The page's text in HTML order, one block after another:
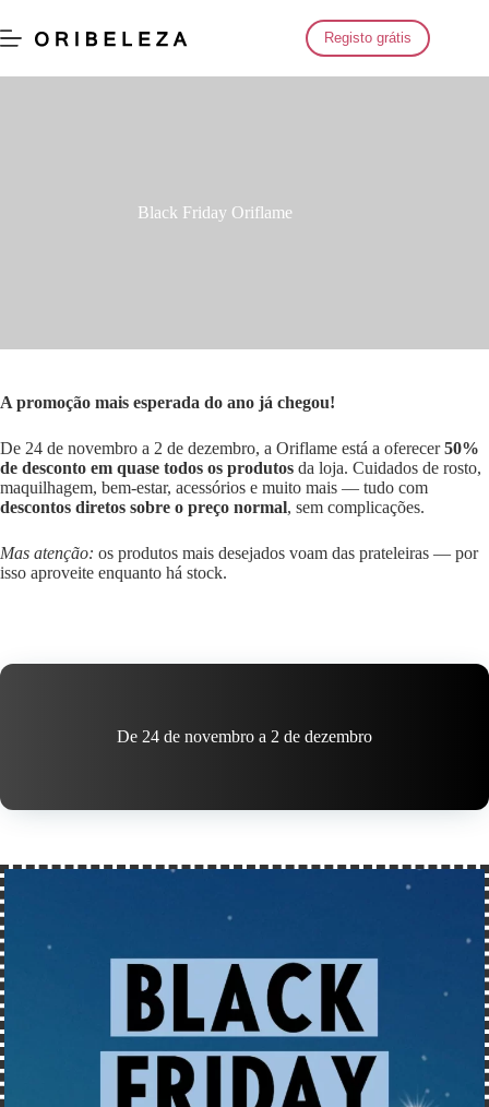
para
o
Registo grátis
Black Friday Oriflame
A promoção mais esperada do ano já chegou!
De 24 de novembro a 2 de dezembro, a Oriflame está a oferecer50%
de desconto em quase todos os produtos da loja. Cuidados de rosto,
maquilhagem, bem-estar, acessórios e muito mais — tudo com
descontos diretos sobre o preço normal, sem complicações.
Mas atenção: os produtos mais desejados voam das prateleiras — por
isso aproveite enquanto há stock.
De 24 de novembro a 2 de dezembro